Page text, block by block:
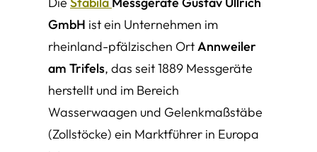
GmbH ist ein Unternehmen im
rheinland-pfälzischen OrtAnnweiler
am Trifels, das seit 1889 Messgeräte
herstellt und im Bereich
Wasserwaagen und Gelenkmaßstäbe
(Zollstöcke) ein Marktführer in Europa